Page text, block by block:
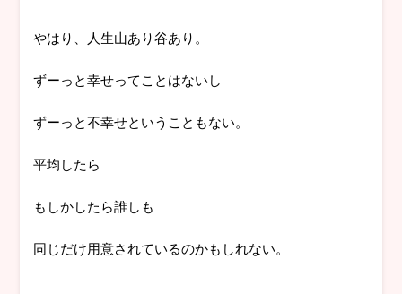
やはり、人生山あり谷あり。
ずーっと幸せってことはないし
ずーっと不幸せということもない。
平均したら
もしかしたら誰しも
同じだけ用意されているのかもしれない。